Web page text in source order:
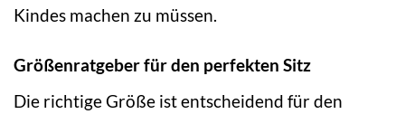
Kindes machen zu müssen.
Größenratgeber für den perfekten Sitz
Die richtige Größe ist entscheidend für den